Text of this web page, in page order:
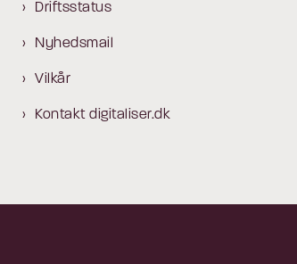
Driftsstatus
Nyhedsmail
Vilkår
Kontakt digitaliser.dk